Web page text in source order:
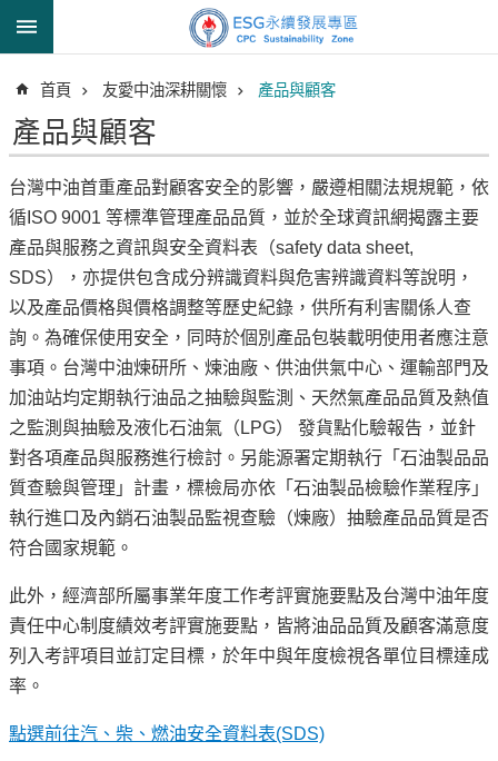
跳到主要內容區塊
階
搜
尋
透
明
中
油
誠
信
治
理
信
譽
中
油
牌
精
神
零
首頁 友愛中油深耕關懷 產品與顧客
產品與顧客
台灣中油首重產品對顧客安全的影響，嚴遵相關法規規範，依
循ISO 9001 等標準管理產品品質，並於全球資訊網揭露主要
產品與服務之資訊與安全資料表（safety data sheet,
SDS），亦提供包含成分辨識資料與危害辨識資料等說明，
以及產品價格與價格調整等歷史紀錄，供所有利害關係人查
詢。為確保使用安全，同時於個別產品包裝載明使用者應注意
事項。台灣中油煉研所、煉油廠、供油供氣中心、運輸部門及
加油站均定期執行油品之抽驗與監測、天然氣產品品質及熱值
之監測與抽驗及液化石油氣（LPG） 發貨點化驗報告，並針
對各項產品與服務進行檢討。另能源署定期執行「石油製品品
質查驗與管理」計畫，標檢局亦依「石油製品檢驗作業程序」
執行進口及內銷石油製品監視查驗（煉廠）抽驗產品品質是否
符合國家規範。
此外，經濟部所屬事業年度工作考評實施要點及台灣中油年度
責任中心制度績效考評實施要點，皆將油品品質及顧客滿意度
列入考評項目並訂定目標，於年中與年度檢視各單位目標達成
率。
點選前往汽、柴、燃油安全資料表(SDS)